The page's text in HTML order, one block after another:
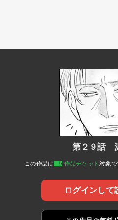
第２９話
この作品は 作品チケット 対象で
ログインして